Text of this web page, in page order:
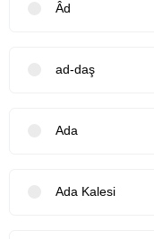
Âd
ad-daş
Ada
Ada Kalesi